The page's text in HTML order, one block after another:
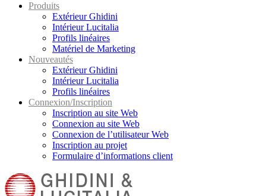
Produits
Extérieur Ghidini
Intérieur Lucitalia
Profils linéaires
Matériel de Marketing
Nouveautés
Extérieur Ghidini
Intérieur Lucitalia
Profils linéaires
Connexion/Inscription
Inscription au site Web
Connexion au site Web
Connexion de l’utilisateur Web
Inscription au projet
Formulaire d’informations client